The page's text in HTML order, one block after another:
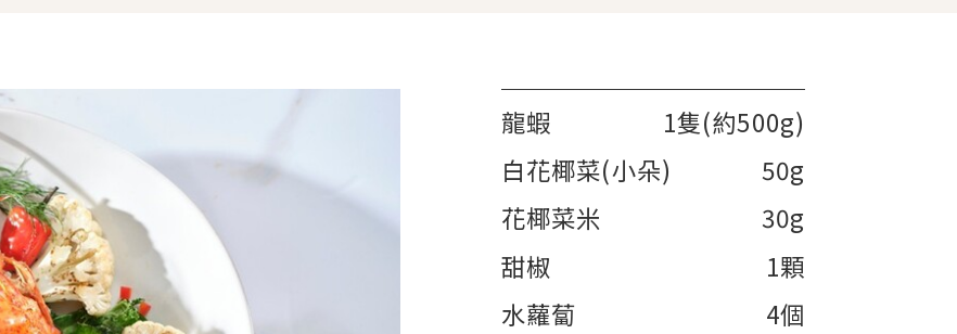
龍蝦
1隻(約500g)
白花椰菜(小朵)
50g
花椰菜米
30g
甜椒
1顆
水蘿蔔
4個